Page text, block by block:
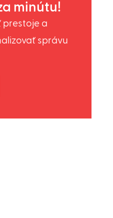
minútu!
prestoje a
správu